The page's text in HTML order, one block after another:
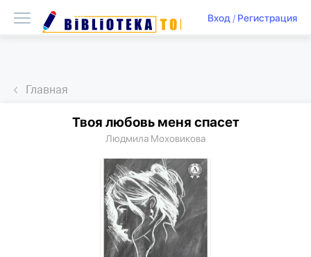
Вход/ Регистрация
Главная
Твоя любовь меня спасет
Людмила Моховикова